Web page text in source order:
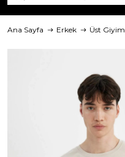
Ana Sayfa Erkek Üst Giyim